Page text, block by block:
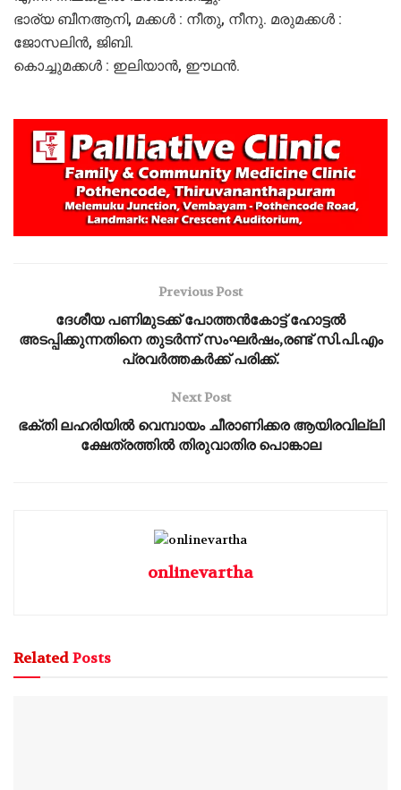
ഭാര്യ ബീനആനി, മക്കൾ : നീതു, നീനു. മരുമക്കൾ :
ജോസലിന്‍, ജിബി.
കൊച്ചുമക്കള്‍ : ഇലിയാന്‍, ഈഥന്‍.
Previous Post
ദേശീയ പണിമുടക്ക് പോത്തൻകോട്ട് ഹോട്ടൽ
അടപ്പിക്കുന്നതിനെ തുടർന്ന് സംഘർഷം,രണ്ട് സി.പി.എം
പ്രവർത്തകർക്ക് പരിക്ക്.
Next Post
ഭക്തി ലഹരിയിൽ വെമ്പായം ചീരാണിക്കര ആയിരവില്ലി
ക്ഷേത്രത്തിൽ തിരുവാതിര പൊങ്കാല
onlinevartha
RelatedPosts